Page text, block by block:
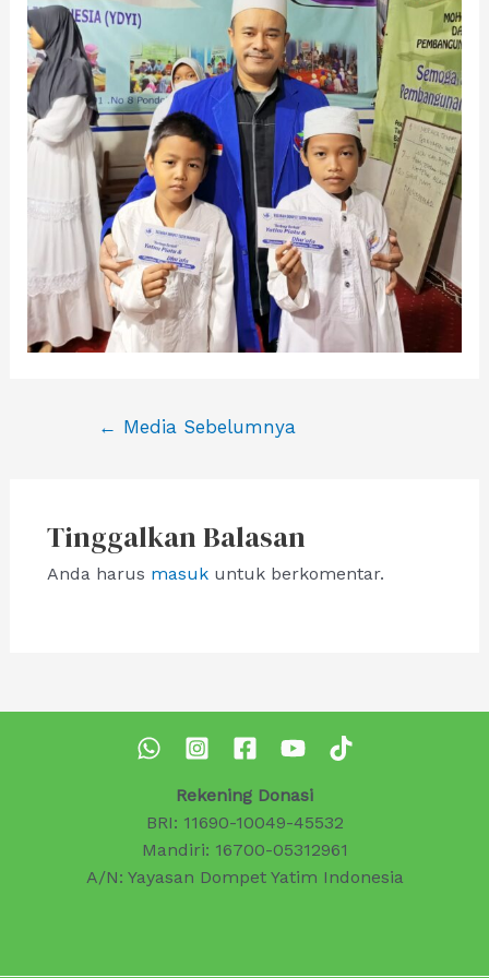
Navigasi
← Media Sebelumnya
Tinggalkan Balasan
Anda harus masukuntuk berkomentar.
Rekening Donasi
BRI: 11690-10049-45532
Mandiri: 16700-05312961
A/N: Yayasan Dompet Yatim Indonesia